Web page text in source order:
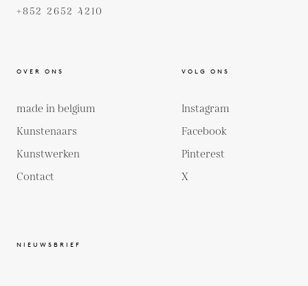
+852 2652 4210
OVER ONS
made in belgium
Kunstenaars
Kunstwerken
Contact
VOLG ONS
Instagram
Facebook
Pinterest
X
NIEUWSBRIEF